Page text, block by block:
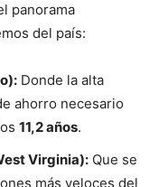
panorama
del país:
Donde la alta
ahorro necesario
11,2 años.
Virginia): Que se
más veloces del